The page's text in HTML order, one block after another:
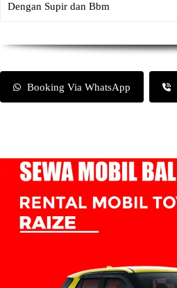
Dengan Supir dan Bbm
Booking Via WhatsApp